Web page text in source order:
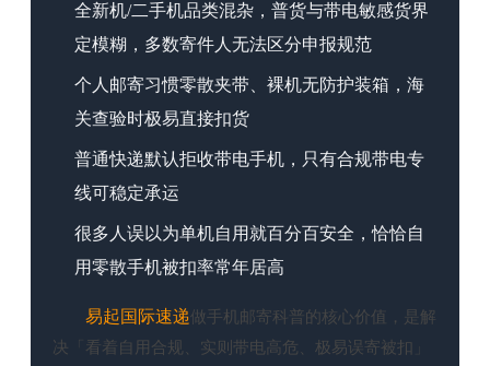
全新机/二手机品类混杂，普货与带电敏感货界
定模糊，多数寄件人无法区分申报规范
个人邮寄习惯零散夹带、裸机无防护装箱，海
关查验时极易直接扣货
普通快递默认拒收带电手机，只有合规带电专
线可稳定承运
很多人误以为单机自用就百分百安全，恰恰自
用零散手机被扣率常年居高
易起国际速递做手机邮寄科普的核心价值，是解
决「看着自用合规、实则带电高危、极易误寄被扣」